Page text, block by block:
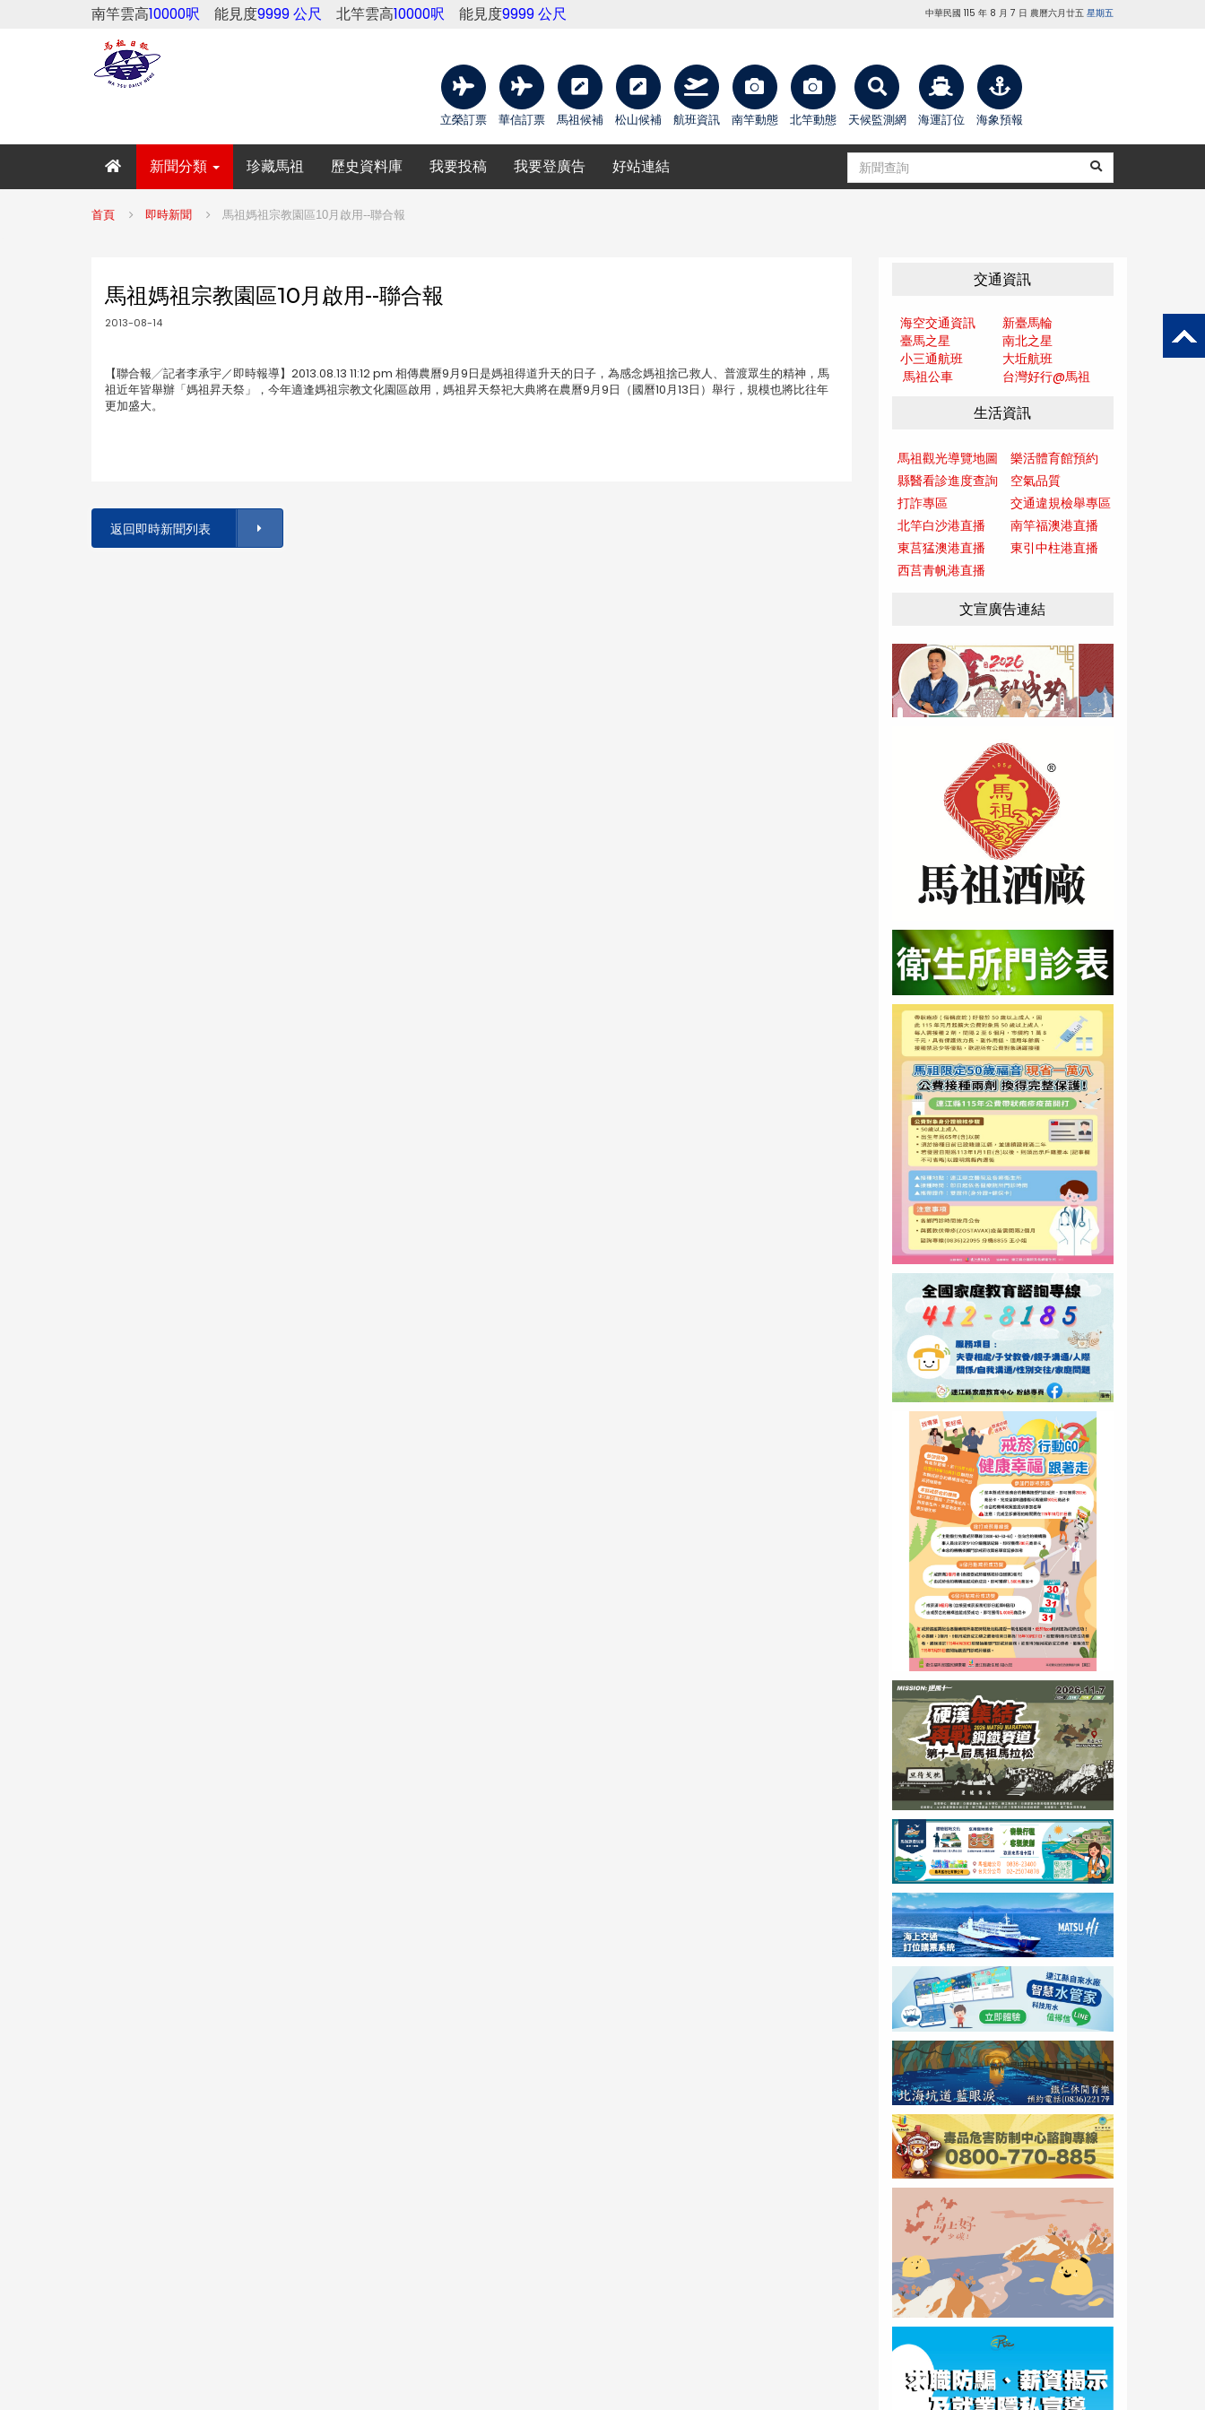
南竿雲高10000呎 能見度9999 公尺 北竿雲高10000呎 能見度9999 公尺 中華民國 115 年 8 月 7 日 農曆六月廿五 星期五
立榮訂票 華信訂票 馬祖候補 松山候補 航班資訊 南竿動態 北竿動態 天候監測網 海運訂位 海象預報
新聞分類 珍藏馬祖 歷史資料庫 我要投稿 我要登廣告 好站連結
首頁 即時新聞 馬祖媽祖宗教園區10月啟用--聯合報
馬祖媽祖宗教園區10月啟用--聯合報
2013-08-14
【聯合報╱記者李承宇／即時報導】2013.08.13 11:12 pm 相傳農曆9月9日是媽祖得道升天的日子，為感念媽祖捨己救人、普渡眾生的精神，馬
祖近年皆舉辦「媽祖昇天祭」，今年適逢媽祖宗教文化園區啟用，媽祖昇天祭祀大典將在農曆9月9日（國曆10月13日）舉行，規模也將比往年
更加盛大。
返回即時新聞列表
交通資訊
海空交通資訊
新臺馬輪
臺馬之星
南北之星
小三通航班
大坵航班
馬祖公車
台灣好行@馬祖
生活資訊
馬祖觀光導覽地圖
樂活體育館預約
縣醫看診進度查詢
空氣品質
打詐專區
交通違規檢舉專區
北竿白沙港直播
南竿福澳港直播
東莒猛澳港直播
東引中柱港直播
西莒青帆港直播
文宣廣告連結